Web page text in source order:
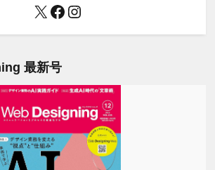
X Facebook
Instagram
最新号